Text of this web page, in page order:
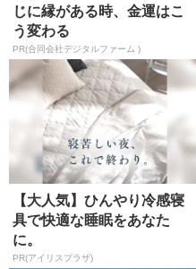
じに縁がある時、金運はこ
う変わる
PR(合同会社デジタルファーム )
【大人気】ひんやり冷感寝
具で快適な睡眠をあなた
に。
PR(アイリスプラザ)